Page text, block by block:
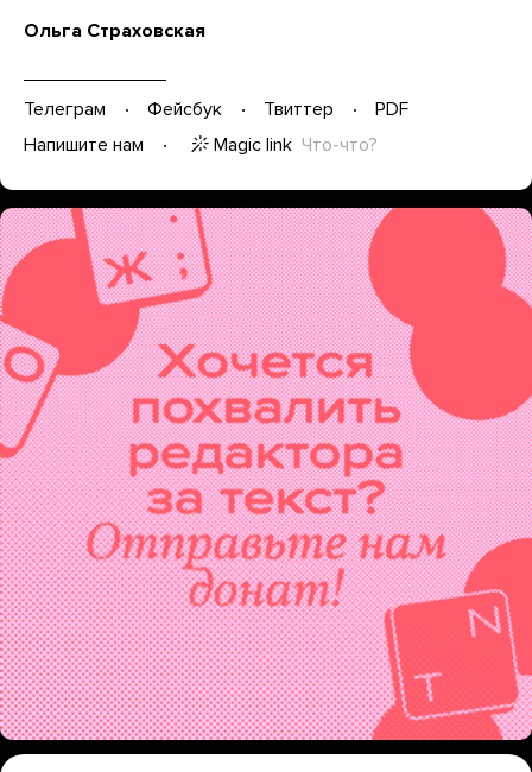
Ольга Страховская
Телеграм Фейсбук Твиттер
PDF
Напишите нам
Magic link Что-что?